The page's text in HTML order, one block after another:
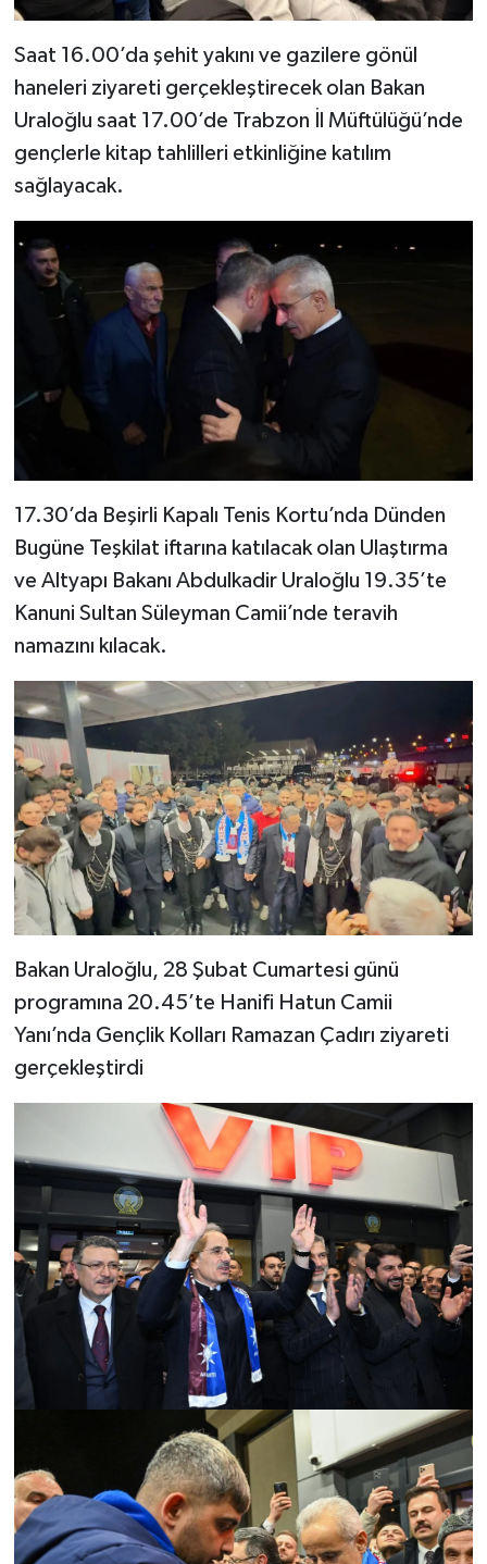
Saat 16.00’da şehit yakını ve gazilere gönül
haneleri ziyareti gerçekleştirecek olan Bakan
Uraloğlu saat 17.00’de Trabzon İl Müftülüğü’nde
gençlerle kitap tahlilleri etkinliğine katılım
sağlayacak.
17.30’da Beşirli Kapalı Tenis Kortu’nda Dünden
Bugüne Teşkilat iftarına katılacak olan Ulaştırma
ve Altyapı Bakanı Abdulkadir Uraloğlu 19.35’te
Kanuni Sultan Süleyman Camii’nde teravih
namazını kılacak.
Bakan Uraloğlu, 28 Şubat Cumartesi günü
programına 20.45’te Hanifi Hatun Camii
Yanı’nda Gençlik Kolları Ramazan Çadırı ziyareti
gerçekleştirdi